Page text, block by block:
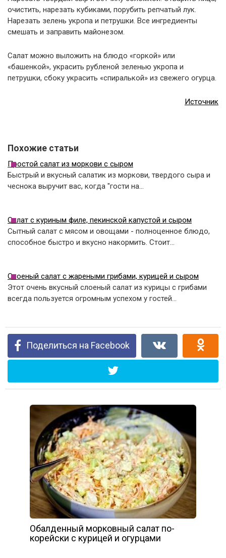
очистить, нарезать кубиками, порубить репчатый лук.
Нарезать зелень укропа и петрушки. Все ингредиенты
смешать и заправить майонезом.
Салат можно выложить на блюдо «горкой» или
«башенкой», украсить рубленой зеленью укропа и
петрушки, сбоку украсить «спиралькой» из свежего огурца.
Источник
Похожие статьи
Простой салат из моркови с сыром
Быстрый и вкусный салатик из моркови, твердого сыра и
чеснока выручит вас, когда "гости на…
Салат с куриным филе, пекинской капустой и сыром
Сытный салат с мясом и овощами - полноценное блюдо,
способное быстро и вкусно накормить. Стоит…
Слоеный салат с жареными грибами, курицей и сыром
Этот очень вкусный слоеный салат из курицы с грибами
всегда пользуется огромным успехом у гостей…
Поделиться на Facebook
Обалденный морковный салат по-
корейски с курицей и огурцами